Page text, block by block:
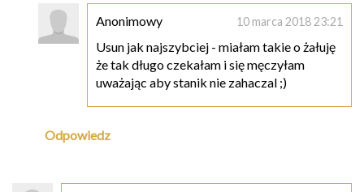
Anonimowy 10 marca 2018 23:21
Usun jak najszybciej - miałam takie o żałuję
że tak długo czekałam i się męczyłam
uważając aby stanik nie zahaczal ;)
Odpowiedz